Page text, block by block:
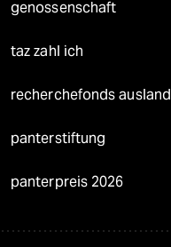
genossenschaft
taz zahl ich
recherchefonds ausland
panterstiftung
panterpreis 2026